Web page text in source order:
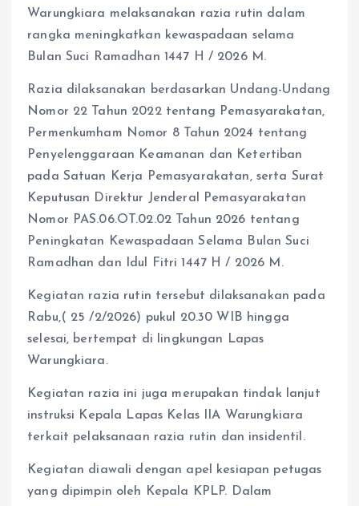
Warungkiara melaksanakan razia rutin dalam
rangka meningkatkan kewaspadaan selama
Bulan Suci Ramadhan 1447 H / 2026 M.
Razia dilaksanakan berdasarkan Undang-Undang
Nomor 22 Tahun 2022 tentang Pemasyarakatan,
Permenkumham Nomor 8 Tahun 2024 tentang
Penyelenggaraan Keamanan dan Ketertiban
pada Satuan Kerja Pemasyarakatan, serta Surat
Keputusan Direktur Jenderal Pemasyarakatan
Nomor PAS.06.OT.02.02 Tahun 2026 tentang
Peningkatan Kewaspadaan Selama Bulan Suci
Ramadhan dan Idul Fitri 1447 H / 2026 M.
Kegiatan razia rutin tersebut dilaksanakan pada
Rabu,( 25 /2/2026) pukul 20.30 WIB hingga
selesai, bertempat di lingkungan Lapas
Warungkiara.
Kegiatan razia ini juga merupakan tindak lanjut
instruksi Kepala Lapas Kelas IIA Warungkiara
terkait pelaksanaan razia rutin dan insidentil.
Kegiatan diawali dengan apel kesiapan petugas
yang dipimpin oleh Kepala KPLP. Dalam